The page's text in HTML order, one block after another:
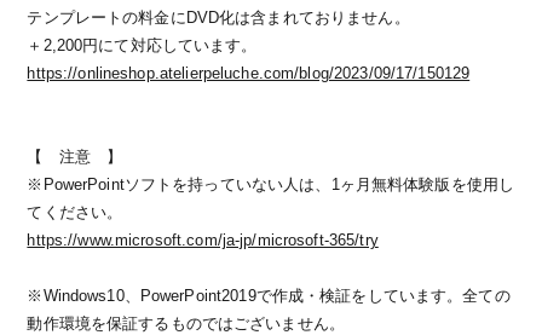
テンプレートの料金にDVD化は含まれておりません。
＋2,200円にて対応しています。
https://onlineshop.atelierpeluche.com/blog/2023/09/17/150129
【 注意 】
※PowerPointソフトを持っていない人は、1ヶ月無料体験版を使用し
てください。
https://www.microsoft.com/ja-jp/microsoft-365/try
※Windows10、PowerPoint2019で作成・検証をしています。全ての
動作環境を保証するものではございません。